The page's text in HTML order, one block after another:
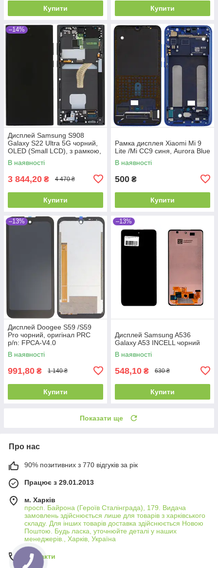
Купити Купити
–14%
Дисплей Samsung S908
Galaxy S22 Ultra 5G чорний,
OLED (Small LCD), з рамкою,
Phantom Black
В наявності
3 844,20 ₴ 4 470 ₴
Купити
Рамка дисплея Xiaomi Mi 9
Lite /Mi CC9 синя, Aurora Blue
В наявності
500 ₴
Купити
–13%
Дисплей Doogee S59 /S59
Pro чорний, оригінал PRC
p/n: FPCA-V4.0
В наявності
991,80 ₴ 1 140 ₴
Купити
–13%
Дисплей Samsung A536
Galaxy A53 INCELL чорний
В наявності
548,10 ₴ 630 ₴
Купити
Показати ще
Про нас
90% позитивних з 770 відгуків за рік
Працює з 29.01.2013
м. Харків
просп. Байрона (Героїв Сталінграда), 179. Видача
замовлень здійснюється лише для товарів з харківського
складу. Для інших товарів доставка здійснюється Новою
Поштою. Будь ласка, уточнюйте деталі у наших
менеджерів., Харків, Україна
Контакти